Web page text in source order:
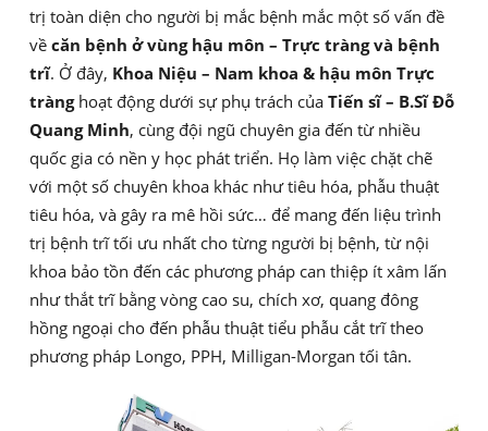
trị toàn diện cho người bị mắc bệnh mắc một số vấn đề
về căn bệnh ở vùng hậu môn – Trực tràng và bệnh
trĩ. Ở đây, Khoa Niệu – Nam khoa & hậu môn Trực
trànghoạt động dưới sự phụ trách của Tiến sĩ – B.Sĩ Đỗ
Quang Minh, cùng đội ngũ chuyên gia đến từ nhiều
quốc gia có nền y học phát triển. Họ làm việc chặt chẽ
với một số chuyên khoa khác như tiêu hóa, phẫu thuật
tiêu hóa, và gây ra mê hồi sức… để mang đến liệu trình
trị bệnh trĩ tối ưu nhất cho từng người bị bệnh, từ nội
khoa bảo tồn đến các phương pháp can thiệp ít xâm lấn
như thắt trĩ bằng vòng cao su, chích xơ, quang đông
hồng ngoại cho đến phẫu thuật tiểu phẫu cắt trĩ theo
phương pháp Longo, PPH, Milligan-Morgan tối tân.